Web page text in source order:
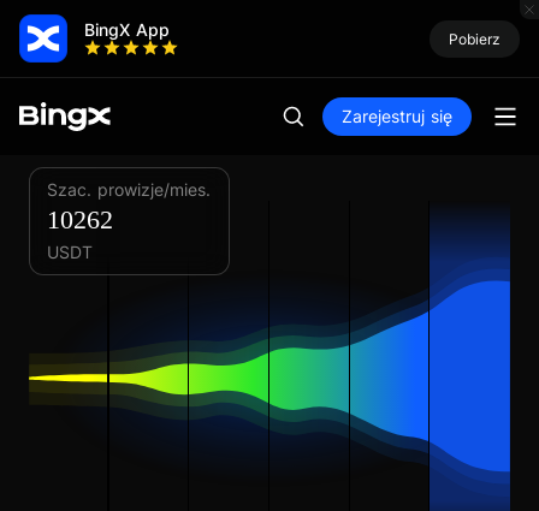
BingX App Pobierz
Zarejestruj się
Szac. prowizje/mies.
10262
USDT